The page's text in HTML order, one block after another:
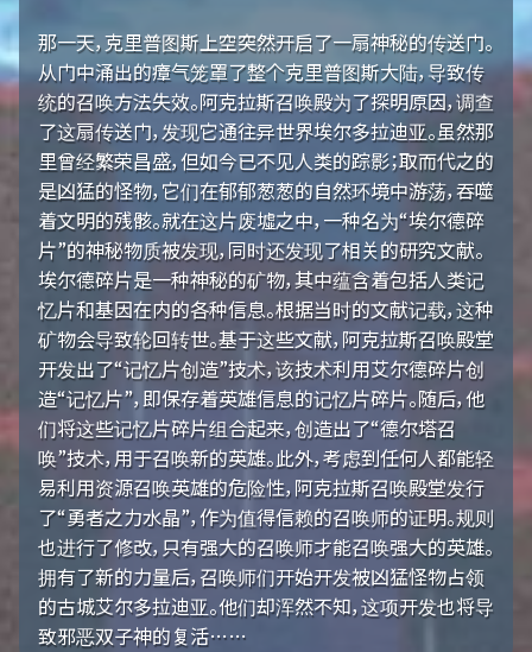
那一天，克里普图斯上空突然开启了一扇神秘的传送门。
从门中涌出的瘴气笼罩了整个克里普图斯大陆，导致传
统的召唤方法失效。阿克拉斯召唤殿为了探明原因，调查
了这扇传送门，发现它通往异世界埃尔多拉迪亚。虽然那
里曾经繁荣昌盛，但如今已不见人类的踪影；取而代之的
是凶猛的怪物，它们在郁郁葱葱的自然环境中游荡，吞噬
着文明的残骸。就在这片废墟之中，一种名为“埃尔德碎
片”的神秘物质被发现，同时还发现了相关的研究文献。
埃尔德碎片是一种神秘的矿物，其中蕴含着包括人类记
忆片和基因在内的各种信息。根据当时的文献记载，这种
矿物会导致轮回转世。基于这些文献，阿克拉斯召唤殿堂
开发出了“记忆片创造”技术，该技术利用艾尔德碎片创
造“记忆片”，即保存着英雄信息的记忆片碎片。随后，他
们将这些记忆片碎片组合起来，创造出了“德尔塔召
唤”技术，用于召唤新的英雄。此外，考虑到任何人都能轻
易利用资源召唤英雄的危险性，阿克拉斯召唤殿堂发行
了“勇者之力水晶”，作为值得信赖的召唤师的证明。规则
也进行了修改，只有强大的召唤师才能召唤强大的英雄。
拥有了新的力量后，召唤师们开始开发被凶猛怪物占领
的古城艾尔多拉迪亚。他们却浑然不知，这项开发也将导
致邪恶双子神的复活……